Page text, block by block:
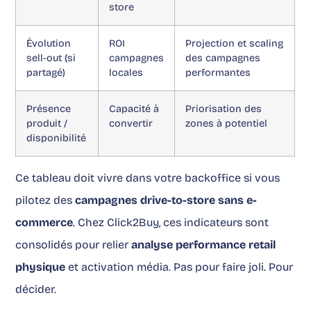
store
Évolution
sell-out (si
partagé)
ROI
campagnes
locales
Projection et scaling
des campagnes
performantes
Présence
produit /
disponibilité
Capacité à
convertir
Priorisation des
zones à potentiel
Ce tableau doit vivre dans votre backoffice si vous
pilotez descampagnes drive-to-store sans e-
commerce. Chez Click2Buy, ces indicateurs sont
consolidés pour relieranalyse performance retail
physique et activation média. Pas pour faire joli. Pour
décider.